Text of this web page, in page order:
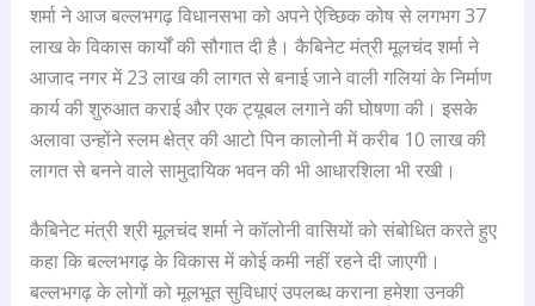
शर्मा ने आज बल्लभगढ़ विधानसभा को अपने ऐच्छिक कोष से लगभग 37
लाख के विकास कार्यों की सौगात दी है। कैबिनेट मंत्री मूलचंद शर्मा ने
आजाद नगर में 23 लाख की लागत से बनाई जाने वाली गलियां के निर्माण
कार्य की शुरुआत कराई और एक ट्यूबल लगाने की घोषणा की। इसके
अलावा उन्होंने स्लम क्षेत्र की आटो पिन कालोनी में करीब 10 लाख की
लागत से बनने वाले सामुदायिक भवन की भी आधारशिला भी रखी।
कैबिनेट मंत्री श्री मूलचंद शर्मा ने कॉलोनी वासियों को संबोधित करते हुए
कहा कि बल्लभगढ़ के विकास में कोई कमी नहीं रहने दी जाएगी।
बल्लभगढ़ के लोगों को मूलभूत सुविधाएं उपलब्ध कराना हमेशा उनकी